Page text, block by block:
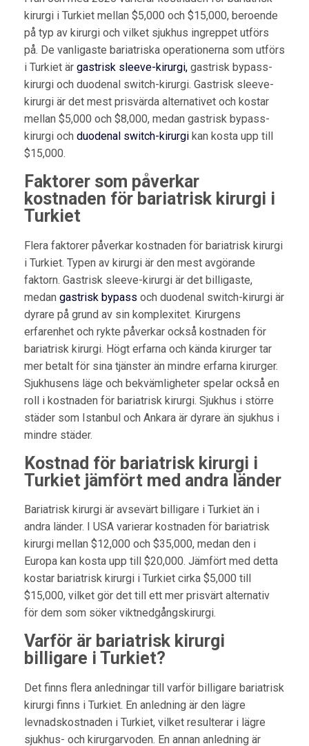
kirurgi i Turkiet mellan $5,000 och $15,000, beroende
på typ av kirurgi och vilket sjukhus ingreppet utförs
på. De vanligaste bariatriska operationerna som utförs
i Turkiet är gastrisk sleeve-kirurgi,gastrisk bypass-
kirurgi och duodenal switch-kirurgi. Gastrisk sleeve-
kirurgi är det mest prisvärda alternativet och kostar
mellan $5,000 och $8,000, medan gastrisk bypass-
kirurgi och duodenal switch-kirurgikan kosta upp till
$15,000.
Faktorer som påverkar
kostnaden för bariatrisk kirurgi i
Turkiet
Flera faktorer påverkar kostnaden för bariatrisk kirurgi
i Turkiet. Typen av kirurgi är den mest avgörande
faktorn. Gastrisk sleeve-kirurgi är det billigaste,
medan gastrisk bypass och duodenal switch-kirurgi är
dyrare på grund av sin komplexitet. Kirurgens
erfarenhet och rykte påverkar också kostnaden för
bariatrisk kirurgi. Högt erfarna och kända kirurger tar
mer betalt för sina tjänster än mindre erfarna kirurger.
Sjukhusens läge och bekvämligheter spelar också en
roll i kostnaden för bariatrisk kirurgi. Sjukhus i större
städer som Istanbul och Ankara är dyrare än sjukhus i
mindre städer.
Kostnad för bariatrisk kirurgi i
Turkiet jämfört med andra länder
Bariatrisk kirurgi är avsevärt billigare i Turkiet än i
andra länder. I USA varierar kostnaden för bariatrisk
kirurgi mellan $12,000 och $35,000, medan den i
Europa kan kosta upp till $20,000. Jämfört med detta
kostar bariatrisk kirurgi i Turkiet cirka $5,000 till
$15,000, vilket gör det till ett mer prisvärt alternativ
för dem som söker viktnedgångskirurgi.
Varför är bariatrisk kirurgi
billigare i Turkiet?
Det finns flera anledningar till varför billigare bariatrisk
kirurgi finns i Turkiet. En anledning är den lägre
levnadskostnaden i Turkiet, vilket resulterar i lägre
sjukhus- och kirurgarvoden. En annan anledning är